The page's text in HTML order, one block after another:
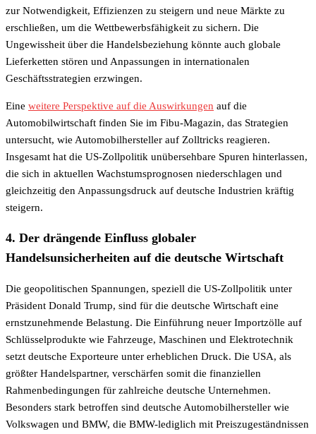
zur Notwendigkeit, Effizienzen zu steigern und neue Märkte zu
erschließen, um die Wettbewerbsfähigkeit zu sichern. Die
Ungewissheit über die Handelsbeziehung könnte auch globale
Lieferketten stören und Anpassungen in internationalen
Geschäftsstrategien erzwingen.
Eine weitere Perspektive auf die Auswirkungen auf die
Automobilwirtschaft finden Sie im Fibu-Magazin, das Strategien
untersucht, wie Automobilhersteller auf Zolltricks reagieren.
Insgesamt hat die US-Zollpolitik unübersehbare Spuren hinterlassen,
die sich in aktuellen Wachstumsprognosen niederschlagen und
gleichzeitig den Anpassungsdruck auf deutsche Industrien kräftig
steigern.
4. Der drängende Einfluss globaler
Handelsunsicherheiten auf die deutsche Wirtschaft
Die geopolitischen Spannungen, speziell die US-Zollpolitik unter
Präsident Donald Trump, sind für die deutsche Wirtschaft eine
ernstzunehmende Belastung. Die Einführung neuer Importzölle auf
Schlüsselprodukte wie Fahrzeuge, Maschinen und Elektrotechnik
setzt deutsche Exporteure unter erheblichen Druck. Die USA, als
größter Handelspartner, verschärfen somit die finanziellen
Rahmenbedingungen für zahlreiche deutsche Unternehmen.
Besonders stark betroffen sind deutsche Automobilhersteller wie
Volkswagen und BMW, die BMW-lediglich mit Preiszugeständnissen